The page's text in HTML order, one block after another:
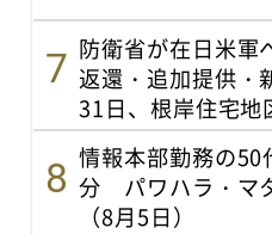
防衛省が在日米軍
返還・追加提供・
31日、根岸住宅地
情報本部勤務の50
分 パワハラ・マ
（8月5日）